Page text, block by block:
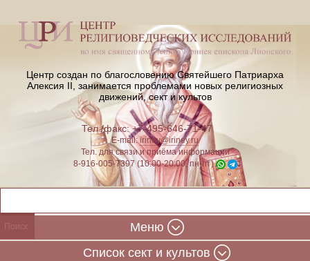
Центр создан по благословению Святейшего Патриарха
Алексия II, занимается проблемами новых религиозных
движений, сект и культов
Тел./факс: +7-495-646-71-47
E-mail:iriney@iriney.ru
Тел. для связи и приёма информации
8-916-005-7397 (10:00-20:00, пн-пт)
Меню
Cписок сект и культов